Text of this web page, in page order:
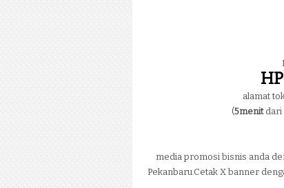
alamat
(5menitdari
media promosi bisnis anda
Pekanbaru.Cetak X banner